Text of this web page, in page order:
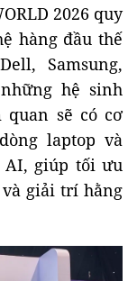
2026 quy
hàng đầu thế
Samsung,
hệ sinh
sẽ có cơ
laptop và
AI, giúp tối ưu
và giải trí hằng